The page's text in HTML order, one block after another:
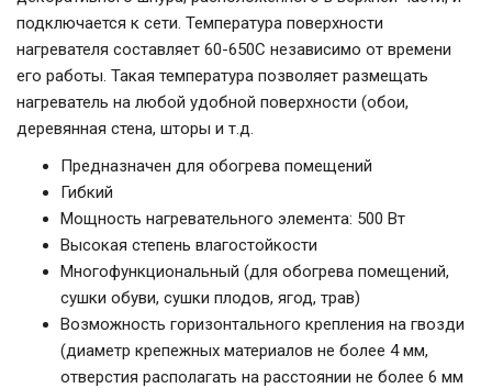
подключается к сети. Температура поверхности
нагревателя составляет 60-650С независимо от времени
его работы. Такая температура позволяет размещать
нагреватель на любой удобной поверхности (обои,
деревянная стена, шторы и т.д.
Предназначен для обогрева помещений
Гибкий
Мощность нагревательного элемента: 500 Вт
Высокая степень влагостойкости
Многофункциональный (для обогрева помещений,
сушки обуви, сушки плодов, ягод, трав)
Возможность горизонтального крепления на гвозди
(диаметр крепежных материалов не более 4 мм,
отверстия располагать на расстоянии не более 6 мм